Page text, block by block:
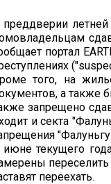
портал
того, на
а также
запрещено
и секта
текущего
переселить
переехать.